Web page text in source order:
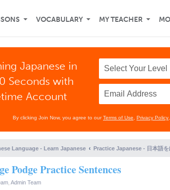
VOCABULARY MY TEACHER
Japanese in
Seconds with
Account
By clicking Join Now, you agree to ourTerms of Use Privacy Policy
Language - Learn Japanese Practice Japanese - 日本語を
Podge Practice Sentences
Admin Team